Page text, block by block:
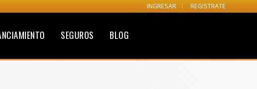
INGRESAR REGISTRATE
SEGUROS BLOG